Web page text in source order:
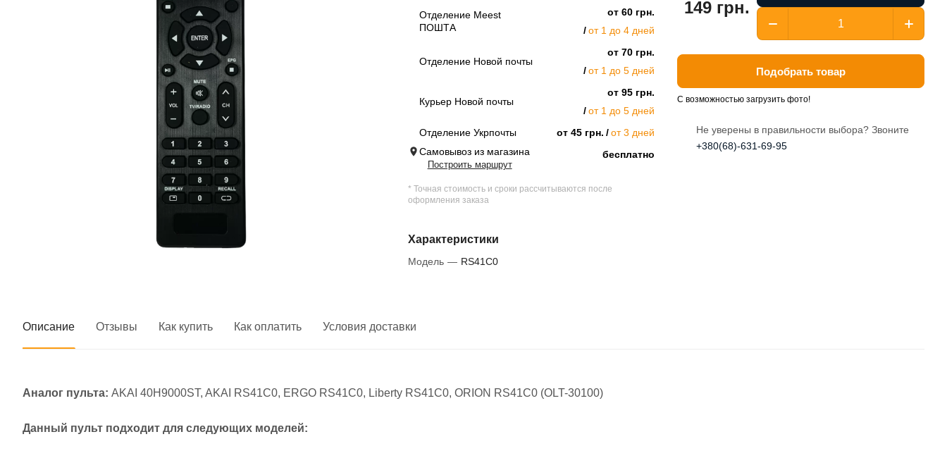
Отделение Meest
ПОШТА
от 60 грн.
от 1 до 4 дней
Отделение Новой почты
от 70 грн.
от 1 до 5 дней
Курьер Новой почты
от 95 грн.
от 1 до 5 дней
Отделение Укрпочты
от 45 грн.
от 3 дней
Самовывоз из магазина
Построить маршрут
бесплатно
* Точная стоимость и сроки рассчитываются после
оформления заказа
Характеристики
Модель — RS41C0
149 грн.
Подобрать товар
С возможностью загрузить фото!
Не уверены в правильности выбора? Звоните
+380(68)-631-69-95
Описание Отзывы Как купить Как оплатить Условия доставки
Аналог пульта: AKAI 40H9000ST, AKAI RS41C0, ERGO RS41C0, Liberty RS41C0, ORION RS41C0 (OLT-30100)
Данный пульт подходит для следующих моделей: